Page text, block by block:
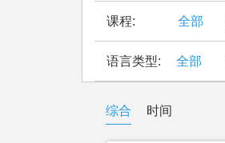
课程: 全部
语言类型: 全部
综合 时间